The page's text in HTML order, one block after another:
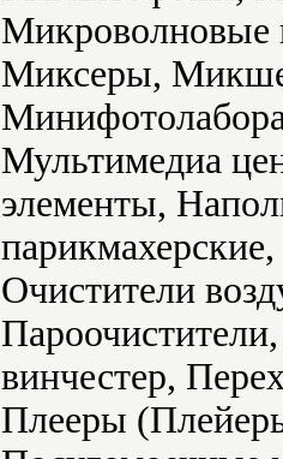
Миксеры,
Мультимедиа
элементы,
Очистители
винчестер,
Плееры